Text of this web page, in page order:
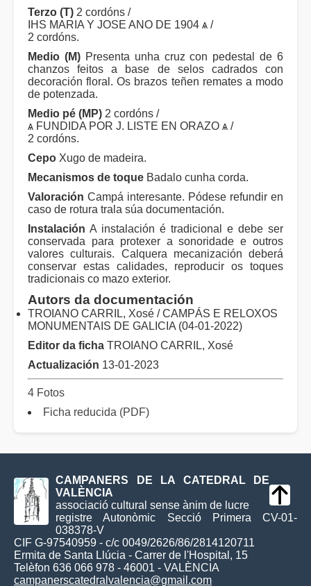
Terzo (T) 2 cordóns /
IHS MARIA Y JOSE ANO DE 1904 ѧ /
2 cordóns.
Medio (M)Presenta unha cruz con pedestal de 6
chanzos feitos a base de selos cadrados con
decoración floral. Os brazos teñen remates a modo
de potenzada.
Medio pé (MP) 2 cordóns /
ѧ FUNDIDA POR J. LISTE EN ORAZO ѧ /
2 cordóns.
Cepo Xugo de madeira.
Mecanismos de toque Badalo cunha corda.
Valoración Campá interesante. Pódese refundir en
caso de rotura trala súa documentación.
Instalación A instalación é tradicional e debe ser
conservada para protexer a sonoridade e outros
valores culturais. Calquera mecanización deberá
conservar estas calidades, reproducir os toques
tradicionais co mazo exterior.
Autors da documentación
TROIANO CARRIL, Xosé / CAMPÁS E RELOXOS
MONUMENTAIS DE GALICIA (04-01-2022)
Editor da ficha TROIANO CARRIL, Xosé
Actualización 13-01-2023
4 Fotos
Ficha reducida (PDF)
CAMPANERS DE LA CATEDRAL DE
VALÈNCIA
associació cultural sense ànim de lucre
registre Autonòmic Secció Primera CV-01-
038378-V
CIF G-97540959 - c/c 0049/2626/86/2814120711
Ermita de Santa Llúcia - Carrer de l'Hospital, 15
Telèfon 636 066 978 - 46001 - VALÈNCIA
campanerscatedralvalencia@gmail.com